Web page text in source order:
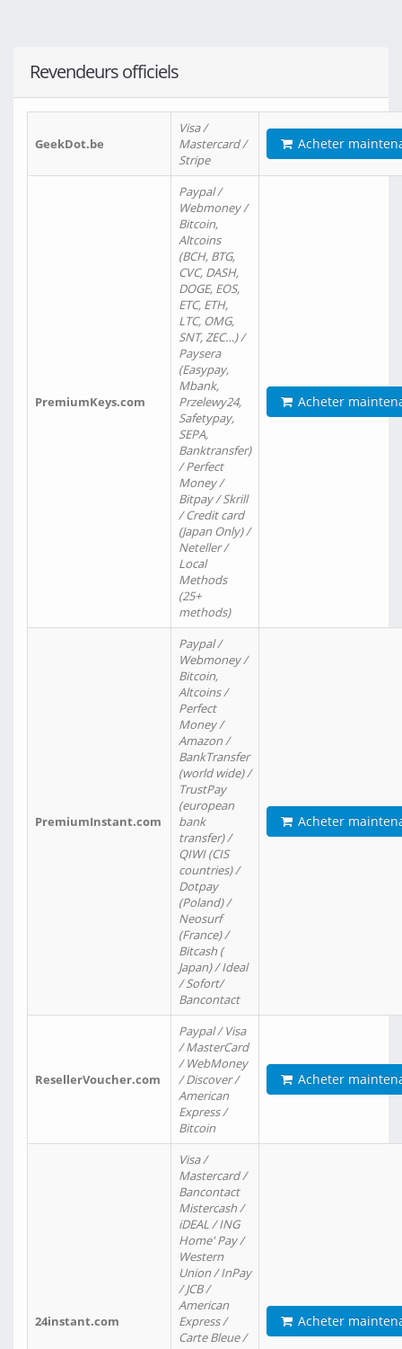
Revendeurs officiels
GeekDot.be
Visa /
Mastercard /
Stripe
Acheter
PremiumKeys.com
Paypal /
Webmoney /
Bitcoin,
Altcoins
(BCH, BTG,
CVC, DASH,
DOGE, EOS,
ETC, ETH,
LTC, OMG,
SNT, ZEC…) /
Paysera
(Easypay,
Mbank,
Przelewy24,
Safetypay,
SEPA,
Banktransfer)
/ Perfect
Money /
Bitpay / Skrill
/ Credit card
(Japan Only) /
Neteller /
Local
Methods
(25+
methods)
Acheter
PremiumInstant.com
Paypal /
Webmoney /
Bitcoin,
Altcoins /
Perfect
Money /
Amazon /
BankTransfer
(world wide) /
TrustPay
(european
bank
transfer) /
QIWI (CIS
countries) /
Dotpay
(Poland) /
Neosurf
(France) /
Bitcash (
Japan) / Ideal
/ Sofort/
Bancontact
Acheter
ResellerVoucher.com
Paypal / Visa
/ MasterCard
/ WebMoney
/ Discover /
American
Express /
Bitcoin
Acheter
24instant.com
Visa /
Mastercard /
Bancontact
Mistercash /
iDEAL / ING
Home' Pay /
Western
Union / InPay
/ JCB /
American
Express /
Carte Bleue /
Acheter